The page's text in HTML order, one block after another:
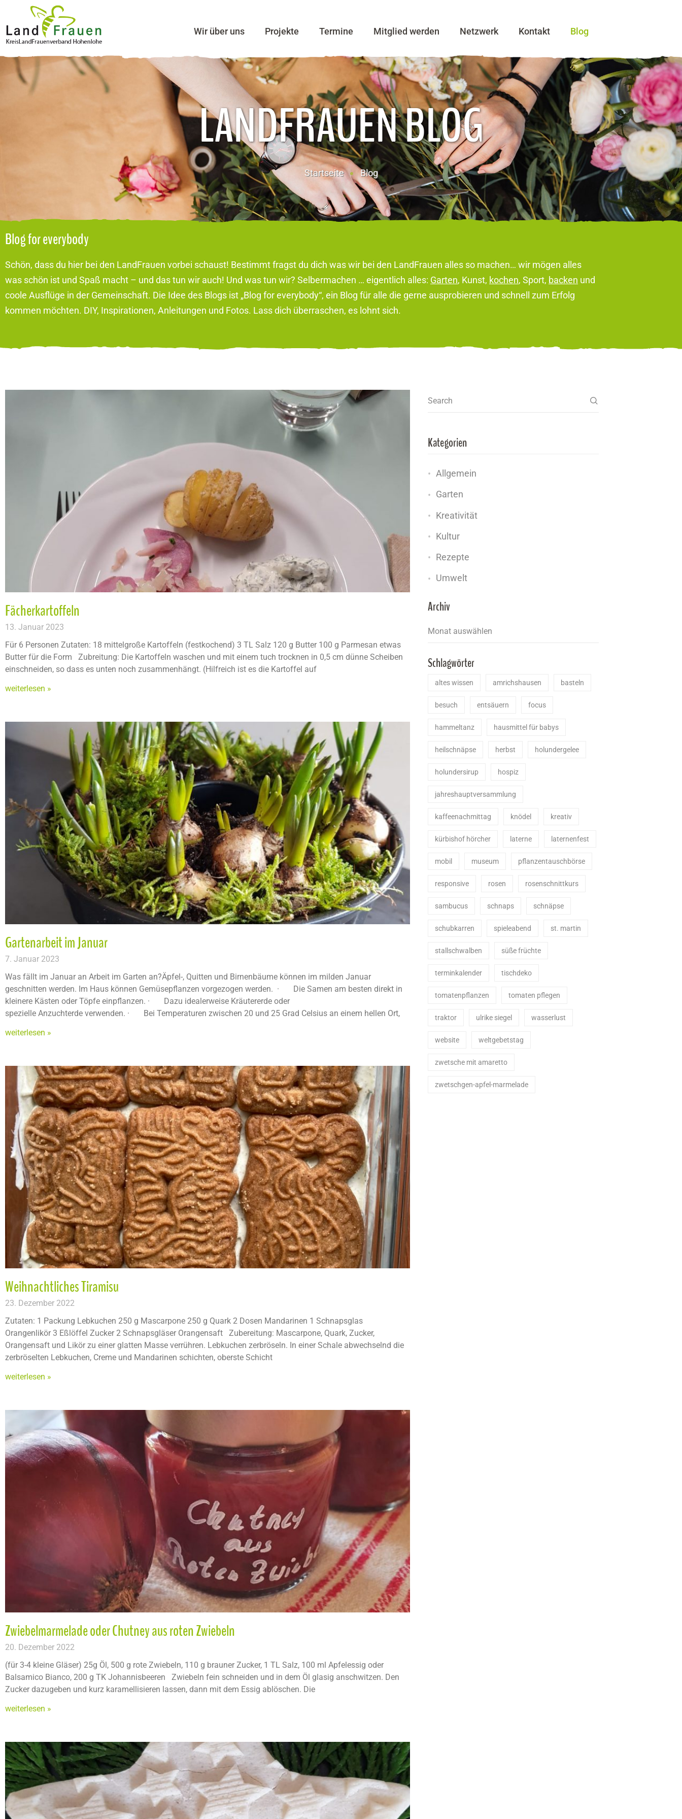
Wir über uns Projekte Termine Mitglied werden Netzwerk Kontakt Blog
LANDFRAUEN BLOG
Startseite Blog
Blog for everybody
Schön, dass du hier bei den LandFrauen vorbei schaust! Bestimmt fragst du dich was wir bei den LandFrauen alles so machen… wir mögen alles
was schön ist und Spaß macht – und das tun wir auch! Und was tun wir? Selbermachen … eigentlich alles: Garten, Kunst, kochen, Sport, backen und
coole Ausflüge in der Gemeinschaft. Die Idee des Blogs ist „Blog for everybody“, ein Blog für alle die gerne ausprobieren und schnell zum Erfolg
kommen möchten. DIY, Inspirationen, Anleitungen und Fotos. Lass dich überraschen, es lohnt sich.
Fächerkartoffeln
13. Januar 2023
Für 6 Personen Zutaten: 18 mittelgroße Kartoffeln (festkochend) 3 TL Salz 120 g Butter 100 g Parmesan etwas
Butter für die Form Zubreitung: Die Kartoffeln waschen und mit einem tuch trocknen in 0,5 cm dünne Scheiben
einschneiden, so dass es unten noch zusammenhängt. (Hilfreich ist es die Kartoffel auf
weiterlesen »
Gartenarbeit im Januar
7. Januar 2023
Was fällt im Januar an Arbeit im Garten an?Äpfel-, Quitten und Birnenbäume können im milden Januar
geschnitten werden. Im Haus können Gemüsepflanzen vorgezogen werden. · Die Samen am besten direkt in
kleinere Kästen oder Töpfe einpflanzen. · Dazu idealerweise Kräutererde oder
spezielle Anzuchterde verwenden. · Bei Temperaturen zwischen 20 und 25 Grad Celsius an einem hellen Ort,
weiterlesen »
Weihnachtliches Tiramisu
23. Dezember 2022
Zutaten: 1 Packung Lebkuchen 250 g Mascarpone 250 g Quark 2 Dosen Mandarinen 1 Schnapsglas
Orangenlikör 3 Eßlöffel Zucker 2 Schnapsgläser Orangensaft Zubereitung: Mascarpone, Quark, Zucker,
Orangensaft und Likör zu einer glatten Masse verrühren. Lebkuchen zerbröseln. In einer Schale abwechselnd die
zerbröselten Lebkuchen, Creme und Mandarinen schichten, oberste Schicht
weiterlesen »
Zwiebelmarmelade oder Chutney aus roten Zwiebeln
20. Dezember 2022
(für 3-4 kleine Gläser) 25g Öl, 500 g rote Zwiebeln, 110 g brauner Zucker, 1 TL Salz, 100 ml Apfelessig oder
Balsamico Bianco, 200 g TK Johannisbeeren Zwiebeln fein schneiden und in dem Öl glasig anschwitzen. Den
Zucker dazugeben und kurz karamellisieren lassen, dann mit dem Essig ablöschen. Die
weiterlesen »
Search
Kategorien
Allgemein
Garten
Kreativität
Kultur
Rezepte
Umwelt
Archiv
Schlagwörter
altes wissen amrichshausen basteln
besuch entsäuern focus
hammeltanz hausmittel für babys
heilschnäpse herbst holundergelee
holundersirup hospiz
jahreshauptversammlung
kaffeenachmittag knödel kreativ
kürbishof hörcher laterne laternenfest
mobil museum pflanzentauschbörse
responsive rosen rosenschnittkurs
sambucus schnaps schnäpse
schubkarren spieleabend st. martin
stallschwalben süße früchte
terminkalender tischdeko
tomatenpflanzen tomaten pflegen
traktor ulrike siegel wasserlust
website weltgebetstag
zwetsche mit amaretto
zwetschgen-apfel-marmelade